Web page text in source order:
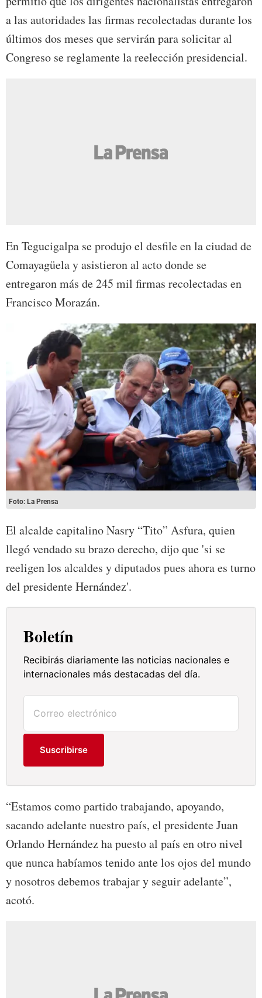
a las autoridades las firmas recolectadas durante los
últimos dos meses que servirán para solicitar al
Congreso se reglamente la reelección presidencial.
En Tegucigalpa se produjo el desfile en la ciudad de
Comayagüela y asistieron al acto donde se
entregaron más de 245 mil firmas recolectadas en
Francisco Morazán.
Foto: La Prensa
El alcalde capitalino Nasry “Tito” Asfura, quien
llegó vendado su brazo derecho, dijo que 'si se
reeligen los alcaldes y diputados pues ahora es turno
del presidente Hernández'.
Boletín
Recibirás diariamente las noticias nacionales e
internacionales más destacadas del día.
Suscribirse
“Estamos como partido trabajando, apoyando,
sacando adelante nuestro país, el presidente Juan
Orlando Hernández ha puesto al país en otro nivel
que nunca habíamos tenido ante los ojos del mundo
y nosotros debemos trabajar y seguir adelante”,
acotó.